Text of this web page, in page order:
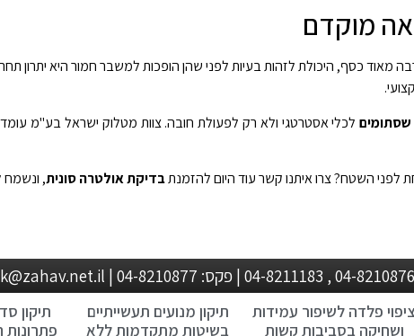
מוקדם
כסף, היכולת לזהות בעיות לפני שהן הופכות למשבר חמור היא יתרון
לכלי אסטרטגי ולא רק לפעולת חובה. צוות מטלוק ישראל בע"מ
השטח? צרו איתנו קשר עוד היום להזמנתבדיקת אולטרה סונית, ונשמח
ציפוי פלדה לשיפור עמידות
ושחיקה בסביבות קשות
תיקון מנועים תעשייתיים
בשיטות מתקדמות ללא
תיקון
פתרונות